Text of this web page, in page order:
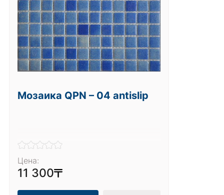
Мозаика QPN – 04 antislip
Цена:
11 300